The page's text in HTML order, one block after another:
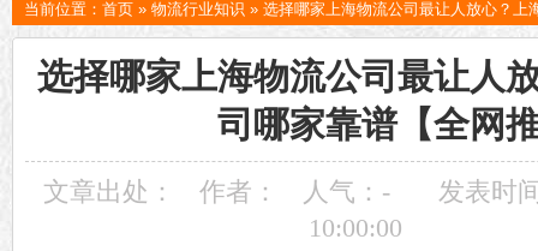
当前位置： 首页 » 物流行业知识 » 选择哪家上海物流公司最让人放心？上
选择哪家上海物流公司最让人
司哪家靠谱【全网
文章出处： 作者： 人气： -
发表时
10:00:00